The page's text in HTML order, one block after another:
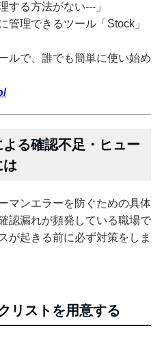
する方法がない---」
管理できるツール「Stock」
ルで、誰でも簡単に使い始め
よる確認不足・ヒュー
は
マンエラーを防ぐための具体
認漏れが頻発している職場で
が起きる前に必ず対策をしま
リストを用意する